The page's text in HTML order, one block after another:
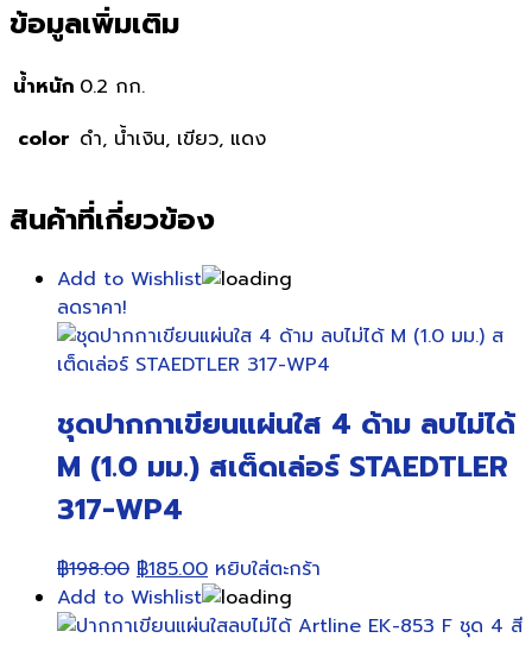
ข้อมูลเพิ่มเติม
น้ำหนัก 0.2 กก.
color ดำ, น้ำเงิน, เขียว, แดง
สินค้าที่เกี่ยวข้อง
Add to Wishlist
ลดราคา!
ชุดปากกาเขียนแผ่นใส 4 ด้าม ลบไม่ได้
M (1.0 มม.) สเต็ดเล่อร์ STAEDTLER
317-WP4
฿198.00 Original
price
was:
฿185.00Current
price
is:
หยิบใส่ตะกร้า
Add to Wishlist